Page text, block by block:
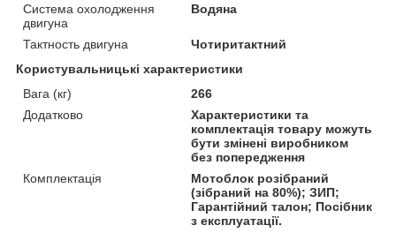
Система охолодження
двигуна
Водяна
Тактность двигуна
Чотиритактний
Користувальницькі характеристики
Вага (кг)
266
Додатково
Характеристики та
комплектація товару можуть
бути змінені виробником
без попередження
Комплектація
Мотоблок розібраний
(зібраний на 80%); ЗИП;
Гарантійний талон; Посібник
з експлуатації.